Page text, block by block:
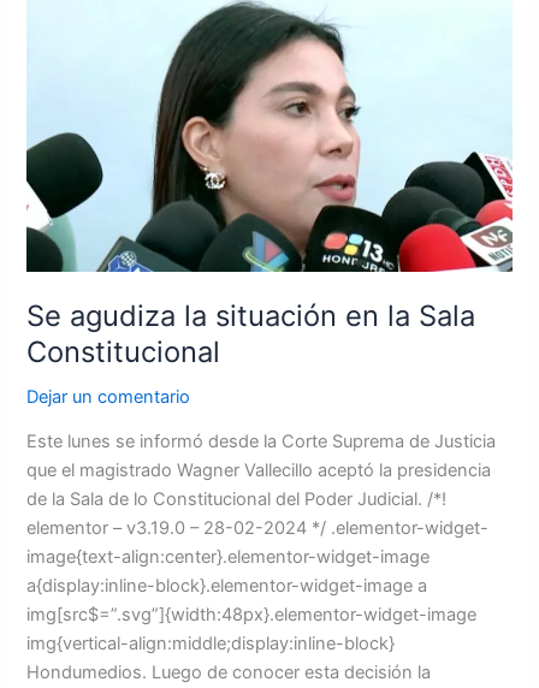
Se agudiza la situación en la Sala
Constitucional
Dejar un comentario
Este lunes se informó desde la Corte Suprema de Justicia
que el magistrado Wagner Vallecillo aceptó la presidencia
de la Sala de lo Constitucional del Poder Judicial. /*!
elementor – v3.19.0 – 28-02-2024 */ .elementor-widget-
image{text-align:center}.elementor-widget-image
a{display:inline-block}.elementor-widget-image a
img[src$=”.svg”]{width:48px}.elementor-widget-image
img{vertical-align:middle;display:inline-block}
Hondumedios. Luego de conocer esta decisión la
la
Sala
Constitucional